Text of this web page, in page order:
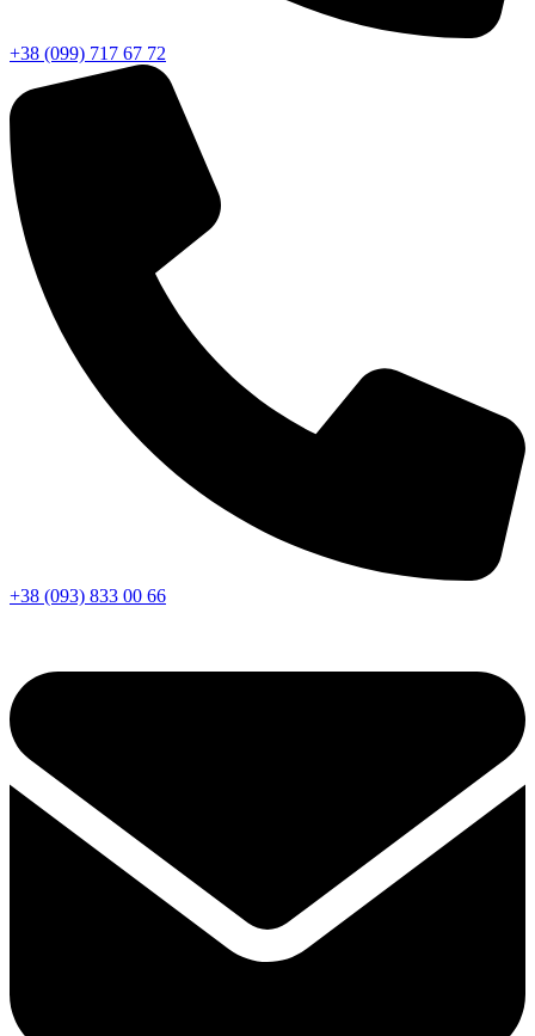
+38 (099) 717 67 72
+38 (093) 833 00 66